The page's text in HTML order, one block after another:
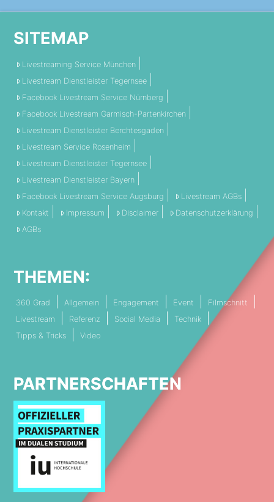
SITEMAP
Livestreaming Service München
Livestream Dienstleister Tegernsee
Facebook Livestream Service Nürnberg
Facebook Livestream Garmisch-Partenkirchen
Livestream Dienstleister Berchtesgaden
Livestream Service Rosenheim
Livestream Dienstleister Tegernsee
Livestream Dienstleister Bayern
Facebook Livestream Service Augsburg
Livestream AGBs
Kontakt
Impressum Disclaimer
Datenschutzerklärung
AGBs
THEMEN:
360 Grad Allgemein Engagement Event
Filmschnitt
Livestream
Referenz Social Media
Technik
Tipps & Tricks
Video
PARTNERSCHAFTEN